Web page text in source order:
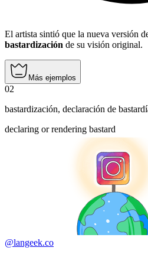
El artista sintió que la nueva versión
bastardización de su visión original.
Más ejemplos
02
bastardización, declaración de
declaring or rendering bastard
@langeek.co